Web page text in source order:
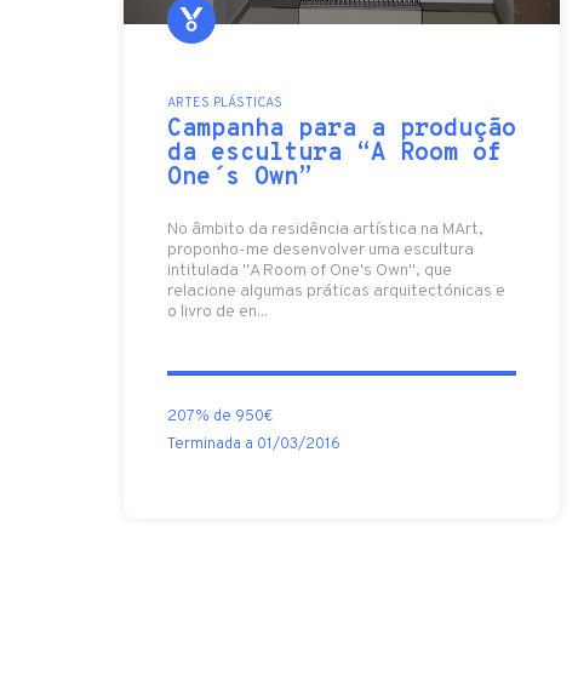
ARTES PLÁSTICAS
Campanha para a produção
da escultura “A Room of
One´s Own”
No âmbito da residência artística na MArt,
proponho-me desenvolver uma escultura
intitulada "A Room of One's Own", que
relacione algumas práticas arquitectónicas e
o livro de en...
207% de 950€
Terminada a 01/03/2016